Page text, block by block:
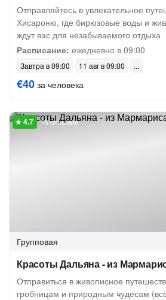
Отправляйтесь в увлекательное
Хисароню, где бирюзовые воды и
ждут вас для незабываемого отдыха
Расписание: ежедневно в 09:00
Завтра в 09:00 11 авг в 09:00
€40 за человека
16 отзывов
Групповая
Красоты Дальяна - из
Отправиться в живописное
гробницам и природным чудесам